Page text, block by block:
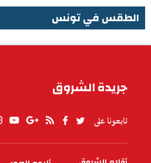
الطقس في تونس
جريدة الشروق
تابعونا على